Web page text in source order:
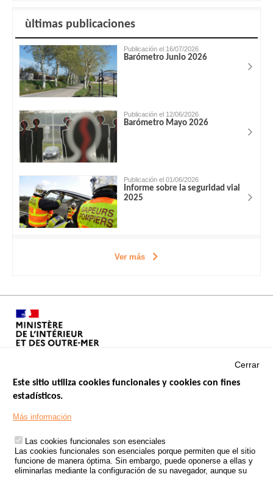
ùltimas publicaciones
Publicación el 16/07/2026
Barómetro Junio 2026
Publicación el 12/06/2026
Barómetro Mayo 2026
Publicación el 01/06/2026
Informe sobre la seguridad vial
2025
Ver más
Footer
TRATAMIENTO DE DATOS PERSONALES PROCEDENTES DE
ACCIDENTES DE TRÁFICO
ESTUDIOS
Cerrar
Este sitio utiliza cookies funcionales y cookies con fines
estadísticos.
Más información
Las cookies funcionales son esenciales
Las cookies funcionales son esenciales porque permiten que el sitio
funcione de manera óptima. Sin embargo, puede oponerse a ellas y
eliminarlas mediante la configuración de su navegador, aunque su